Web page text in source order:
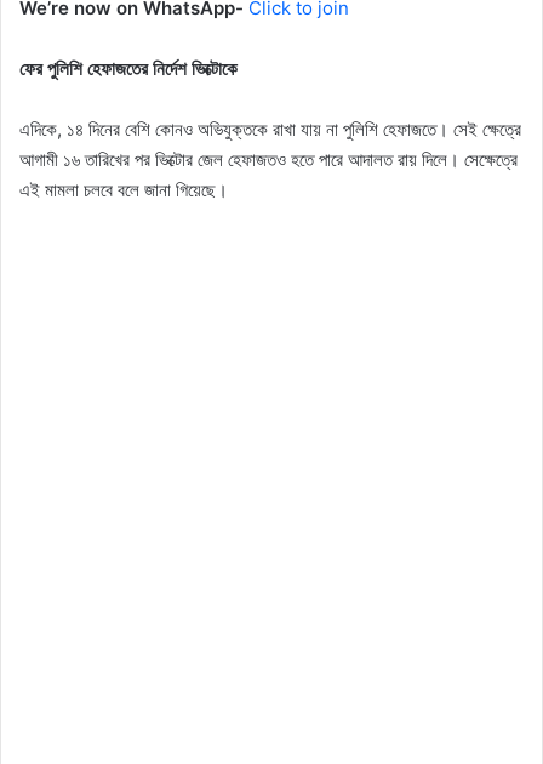
We’re now on WhatsApp- Click to join
ফের পুলিশি হেফাজতের নির্দেশ ভিক্টোকে
এদিকে, ১৪ দিনের বেশি কোনও অভিযুক্তকে রাখা যায় না পুলিশি হেফাজতে। সেই ক্ষেত্রে
আগামী ১৬ তারিখের পর ভিক্টোর জেল হেফাজতও হতে পারে আদালত রায় দিলে। সেক্ষেত্রে
এই মামলা চলবে বলে জানা গিয়েছে।